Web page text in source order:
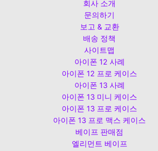
회사 소개
문의하기
보고 & 교환
배송 정책
사이트맵
아이폰 12 사례
아이폰 12 프로 케이스
아이폰 13 사례
아이폰 13 미니 케이스
아이폰 13 프로 케이스
아이폰 13 프로 맥스 케이스
베이프 판매점
엘리먼트 베이프